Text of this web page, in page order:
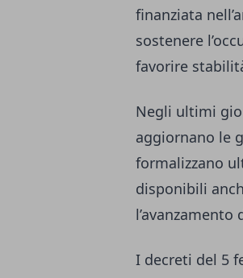
finanziata
sostenere
favorire
Negli ultimi
aggiornano le
formalizzano
disponibili
l’avanzamento
I decreti del 5